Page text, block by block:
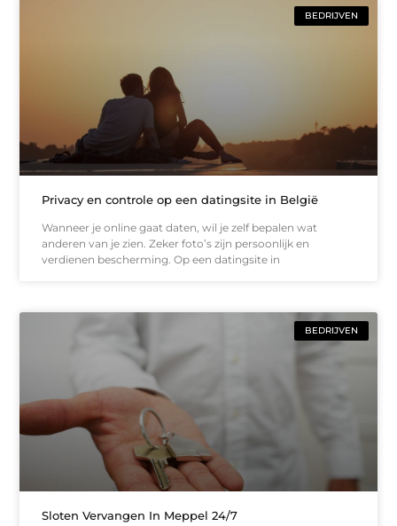
BEDRIJVEN
Privacy en controle op een datingsite in België
Wanneer je online gaat daten, wil je zelf bepalen wat
anderen van je zien. Zeker foto’s zijn persoonlijk en
verdienen bescherming. Op een datingsite in
BEDRIJVEN
Sloten Vervangen In Meppel 24/7